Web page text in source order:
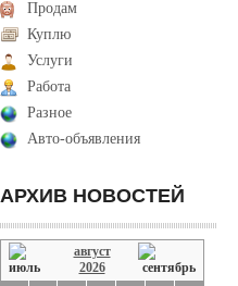
Продам
Куплю
Услуги
Работа
Разное
Авто-объявления
АРХИВ НОВОСТЕЙ
август
2026